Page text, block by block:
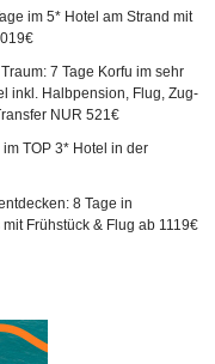
im 5* Hotel am Strand mit
7 Tage Korfu im sehr
inkl. Halbpension, Flug, Zug-
NUR 521€
TOP 3* Hotel in der
8 Tage in
Frühstück & Flug ab 1119€